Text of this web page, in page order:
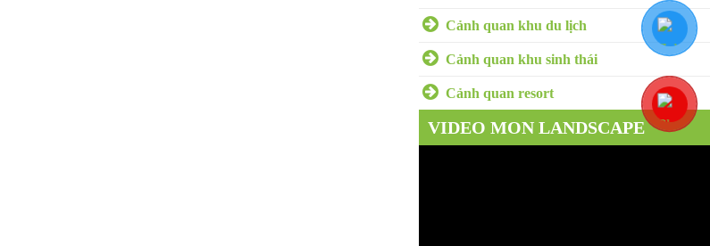
Cảnh quan khu du lịch
Cảnh quan khu sinh thái
Cảnh quan resort
VIDEO MON LANDSCAPE